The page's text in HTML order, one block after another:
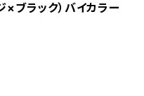
×ブラック）バイカラー